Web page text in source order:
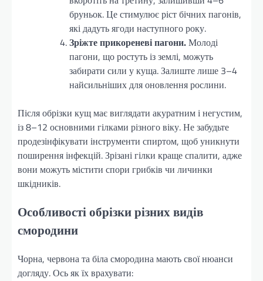
бруньок. Це стимулює ріст бічних пагонів,
які дадуть ягоди наступного року.
Зріжте прикореневі пагони.Молоді
пагони, що ростуть із землі, можуть
забирати сили у куща. Залиште лише 3–4
найсильніших для оновлення рослини.
Після обрізки кущ має виглядати акуратним і негустим,
із 8–12 основними гілками різного віку. Не забудьте
продезінфікувати інструменти спиртом, щоб уникнути
поширення інфекцій. Зрізані гілки краще спалити, адже
вони можуть містити спори грибків чи личинки
шкідників.
Особливості обрізки різних видів
смородини
Чорна, червона та біла смородина мають свої нюанси
догляду. Ось як їх врахувати: